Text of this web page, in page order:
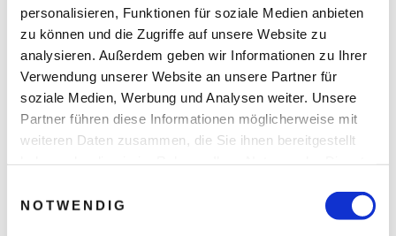
personalisieren, Funktionen für soziale Medien anbieten
zu können und die Zugriffe auf unsere Website zu
analysieren. Außerdem geben wir Informationen zu Ihrer
Verwendung unserer Website an unsere Partner für
soziale Medien, Werbung und Analysen weiter. Unsere
Partner führen diese Informationen möglicherweise mit
weiteren Daten zusammen, die Sie ihnen bereitgestellt
NOTWENDIG